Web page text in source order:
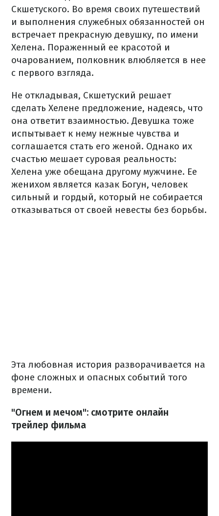
Скшетуского. Во время своих путешествий
и выполнения служебных обязанностей он
встречает прекрасную девушку, по имени
Хелена. Пораженный ее красотой и
очарованием, полковник влюбляется в нее
с первого взгляда.
Не откладывая, Скшетуский решает
сделать Хелене предложение, надеясь, что
она ответит взаимностью. Девушка тоже
испытывает к нему нежные чувства и
соглашается стать его женой. Однако их
счастью мешает суровая реальность:
Хелена уже обещана другому мужчине. Ее
женихом является казак Богун, человек
сильный и гордый, который не собирается
отказываться от своей невесты без борьбы.
Эта любовная история разворачивается на
фоне сложных и опасных событий того
времени.
"Огнем и мечом": смотрите онлайн
трейлер фильма